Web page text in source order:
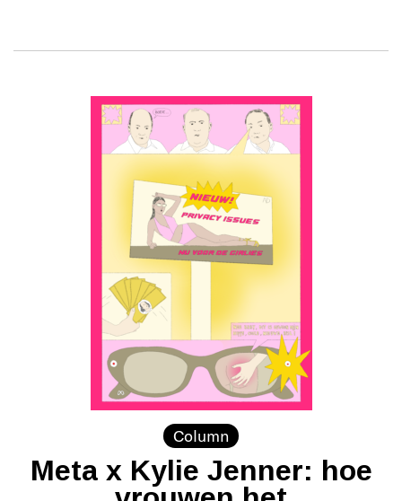
Column
Meta x Kylie Jenner: hoe